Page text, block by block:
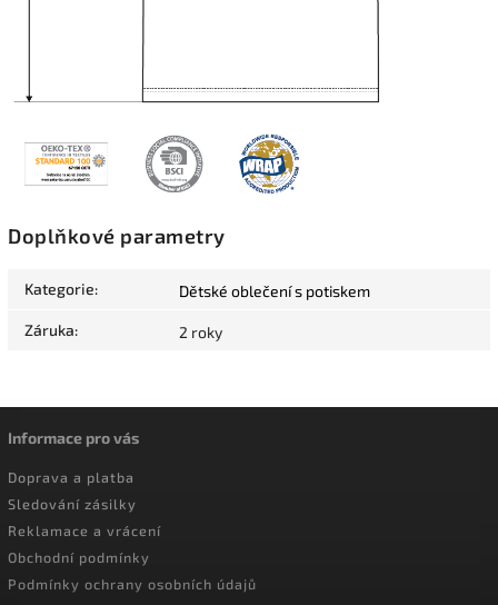
Doplňkové parametry
Kategorie: Dětské oblečení s potiskem
Záruka: 2 roky
Informace pro vás
Doprava a platba
Sledování zásilky
Reklamace a vrácení
Obchodní podmínky
Podmínky ochrany osobních údajů